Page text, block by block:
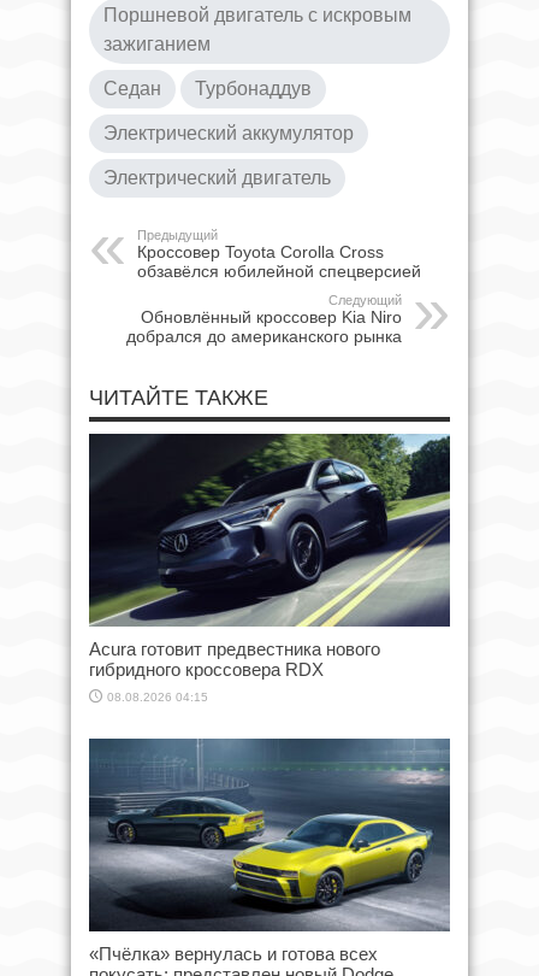
Поршневой двигатель с искровым
зажиганием
Седан Турбонаддув
Электрический аккумулятор
Электрический двигатель
Предыдущий
Кроссовер Toyota Corolla Cross
обзавёлся юбилейной спецверсией
Следующий
Обновлённый кроссовер Kia Niro
добрался до американского рынка
ЧИТАЙТЕ ТАКЖЕ
Acura готовит предвестника нового
гибридного кроссовера RDX
08.08.2026 04:15
«Пчёлка» вернулась и готова всех